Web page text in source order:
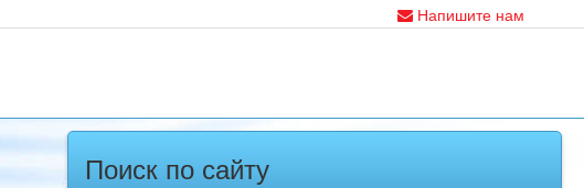
Напишите нам
Поиск по сайту